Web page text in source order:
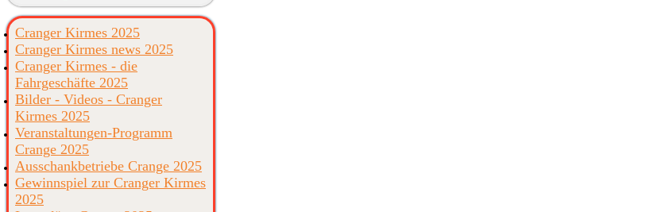
Cranger Kirmes 2025
Cranger Kirmes news 2025
Cranger Kirmes - die
Fahrgeschäfte 2025
Bilder - Videos - Cranger
Kirmes 2025
Veranstaltungen-Programm
Crange 2025
Ausschankbetriebe Crange 2025
Gewinnspiel zur Cranger Kirmes
2025